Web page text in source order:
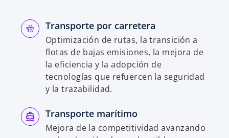
Transporte por carretera
Optimización de rutas, la transición a
flotas de bajas emisiones, la mejora de
la eficiencia y la adopción de
tecnologías que refuercen la seguridad
y la trazabilidad.
Transporte marítimo
Mejora de la competitividad avanzando